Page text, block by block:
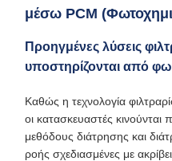
μέσω PCM
Προηγμένες λύσεις
υποστηρίζονται από
Καθώς η τεχνολογία
οι κατασκευαστές κινούνται
μεθόδους διάτρησης και
ροής σχεδιασμένες με